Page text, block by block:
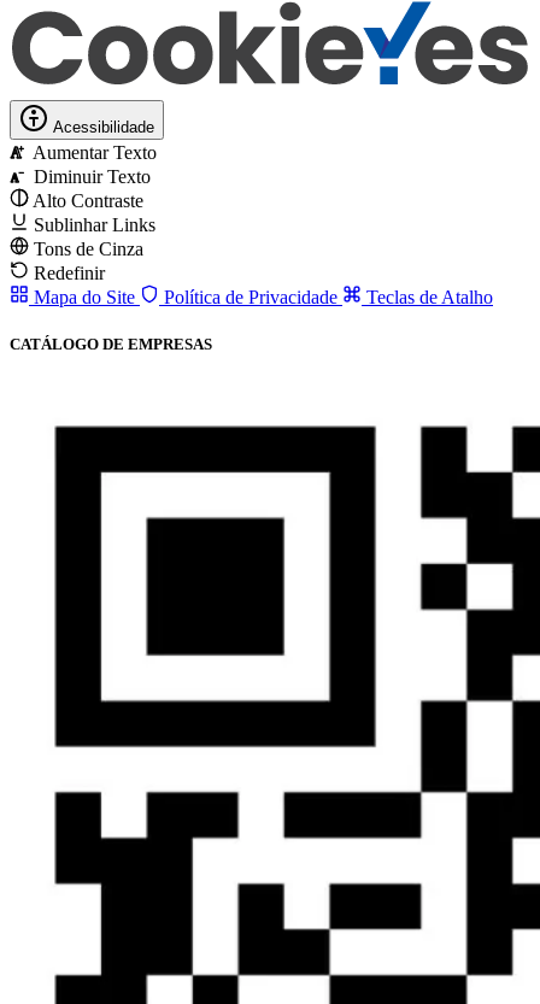
Acessibilidade
A Aumentar Texto
A
Diminuir Texto
Alto Contraste
Sublinhar Links
Tons de Cinza
Redefinir
Mapa do Site
Política de Privacidade Teclas de Atalho
CATÁLOGO DE EMPRESAS